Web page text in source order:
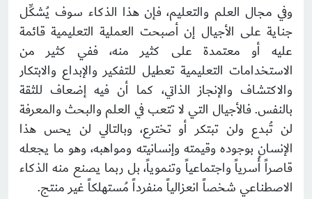
وفي مجال العلم والتعليم، فإن هذا الذكاء سوف يُشكِّل
جناية على الأجيال إن أصبحت العملية التعليمية قائمة
عليه أو معتمدة على كثير منه، ففي كثير من
الاستخدامات التعليمية تعطيل للتفكير والإبداع والابتكار
والاكتشاف والإنجاز الذاتي، كما أن فيه إضعاف للثقة
بالنفس. فالأجيال التي لا تتعب في العلم والبحث والمعرفة
لن تُبدع ولن تبتكر أو تخترع، وبالتالي لن يحس هذا
الإنسان بوجوده وقيمته وإنسانيته ومواهبه، وهو ما يجعله
قاصراً أُسرياً واجتماعياً وتنموياً، بل ربما يصنع منه الذكاء
الاصطناعي شخصاً انعزالياً منفرداً مُستهلكاً غير منتج.